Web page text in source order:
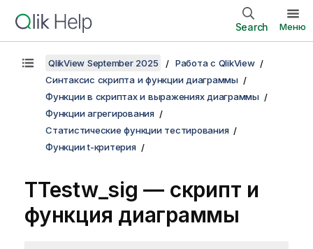
Search Меню
QlikView September 2025
Работа с QlikView
Синтаксис скрипта и функции диаграммы
Функции в скриптах и выражениях диаграммы
Функции агрегирования
Статистические функции тестирования
Функции t-критерия
TTestw_sig — скрипт и
функция диаграммы